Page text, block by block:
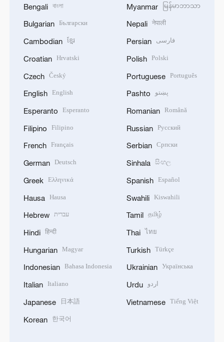
Bengali বাংলা
Bulgarian Български
Cambodian ខ្មែរ
Croatian Hrvatski
Czech Český
English English
Esperanto Esperanto
Filipino Filipino
French Français
German Deutsch
Greek Ελληνικά
Hausa Hausa
Hebrew עברית
Hindi हिन्दी
Hungarian Magyar
Indonesian Bahasa Indonesia
Italian Italiano
Japanese 日本語
Korean 한국어
Myanmar မြန်မာဘာသာ
Nepali नेपाली
Persian فارسی
Polish Polski
Portuguese Português
Pashto پښتو
Romanian Română
Russian Русский
Serbian Српски
Sinhala සිංහල
Spanish Español
Swahili Kiswahili
Tamil தமிழ்
Thai ไทย
Turkish Türkçe
Ukrainian Українська
Urdu اردو
Vietnamese Tiếng Việt